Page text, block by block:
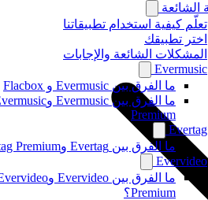
الشائعة
تعلّم كيفية استخدام تطبيقاتنا
اختر تطبيقك
المشكلات الشائعة والإجابات
Evermusic
ما الفرق بين Evermusic و Flacbox
ما الفرق بين Evermusic وEvermusic
Premium
Evertag
ما الفرق بين Evertag وEvertag Premium
ما الفرق بين Evervideo وEvervideo
Premium؟